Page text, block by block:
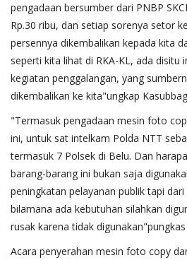
pengadaan bersumber dari PNBP
Rp.30 ribu, dan setiap sorenya setor
persennya dikembalikan kepada kita
seperti kita lihat di RKA-KL, ada disitu
kegiatan penggalangan, yang
dikembalikan ke kita"ungkap
"Termasuk pengadaan mesin foto
ini, untuk sat intelkam Polda NTT
termasuk 7 Polsek di Belu. Dan
barang-barang ini bukan saja
peningkatan pelayanan publik tapi
bilamana ada kebutuhan silahkan
rusak karena tidak
Acara penyerahan mesin foto copy